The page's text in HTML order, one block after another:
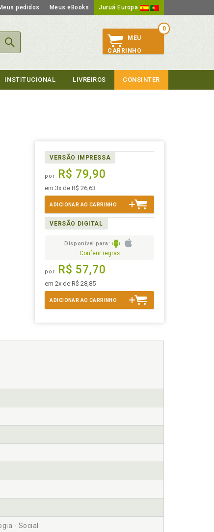
pedidos Meus eBooks Juruá Europa
0
MEU
CARRINHO
INSTITUCIONAL LIVREIROS CONSINTER
VERSÃO IMPRESSA
por R$ 79,90
em 3x de R$ 26,63
ADICIONAR AO CARRINHO
VERSÃO DIGITAL
Disponível para:
Conferir regras
por R$ 57,70
em 2x de R$ 28,85
ADICIONAR AO CARRINHO
- Social